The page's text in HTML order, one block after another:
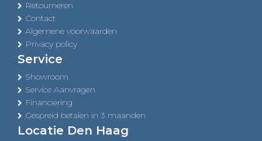
Retourneren
Contact
Algemene voorwaarden
Privacy policy
Service
Showroom
Service Aanvragen
Financiering
Gespreid betalen in 3 maanden
Locatie Den Haag